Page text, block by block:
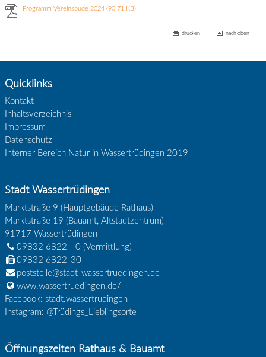
Programm Vereinsbude 2024(90.71 KB)
drucken nach oben
Quicklinks
Kontakt
Inhaltsverzeichnis
Impressum
Datenschutz
Interner Bereich Natur in Wassertrüdingen 2019
Stadt Wassertrüdingen
Marktstraße 9 (Hauptgebäude Rathaus)
Marktstraße 19 (Bauamt, Altstadtzentrum)
91717 Wassertrüdingen
09832 6822 - 0(Vermittlung)
09832 6822-30
poststelle@stadt-wassertruedingen.de
www.wassertruedingen.de/
Facebook: stadt.wassertrudingen
Instagram: @Trüdings_Lieblingsorte
Öffnungszeiten Rathaus & Bauamt